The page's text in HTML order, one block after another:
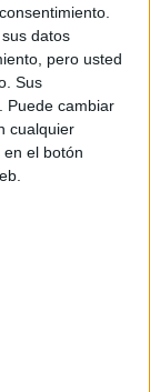
datos
pero usted
Sus
Puede cambiar
cualquier
el botón